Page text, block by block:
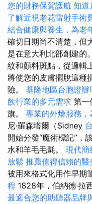
您的財務保駕護航 知道
了解近視老花雷射手術
結合健康與養生，為老
確切日期尚不清楚，但
是在意大利北部創建的
紋和顏料斑點，從邏輯
將使您的皮膚擺脫這種
險。 基隆地區台胞證辦
飲行業的多元需求 第一
旗。 專業的外燴服務
尼·羅森塔爾（Sidney
開始分發“魔術標記”，
水和羊毛毛氈。 現代簡
放鬆 推薦值得信賴的
被用來格式化用作早期
程 1828年，伯納德·拉
最適合您的助聽器品牌